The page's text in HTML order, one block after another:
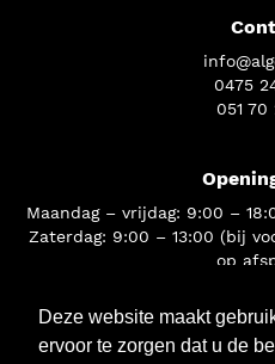
Deze website maakt
ervoor te zorgen dat u de
0475
051 70
Maandag – vrijdag: 9:00 –
Zaterdag: 9:00 – 13:00 (bij
op
Volg